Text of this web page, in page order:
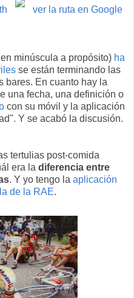
ver la ruta en Google
minúscula a propósito) ha
se están terminando las
bares. En cuanto hay la
una fecha, una definición o
con su móvil y la aplicación
Y se acabó la discusión.
tertulias post-comida
era la diferencia entre
. Y yo tengo la aplicación
la de la RAE.